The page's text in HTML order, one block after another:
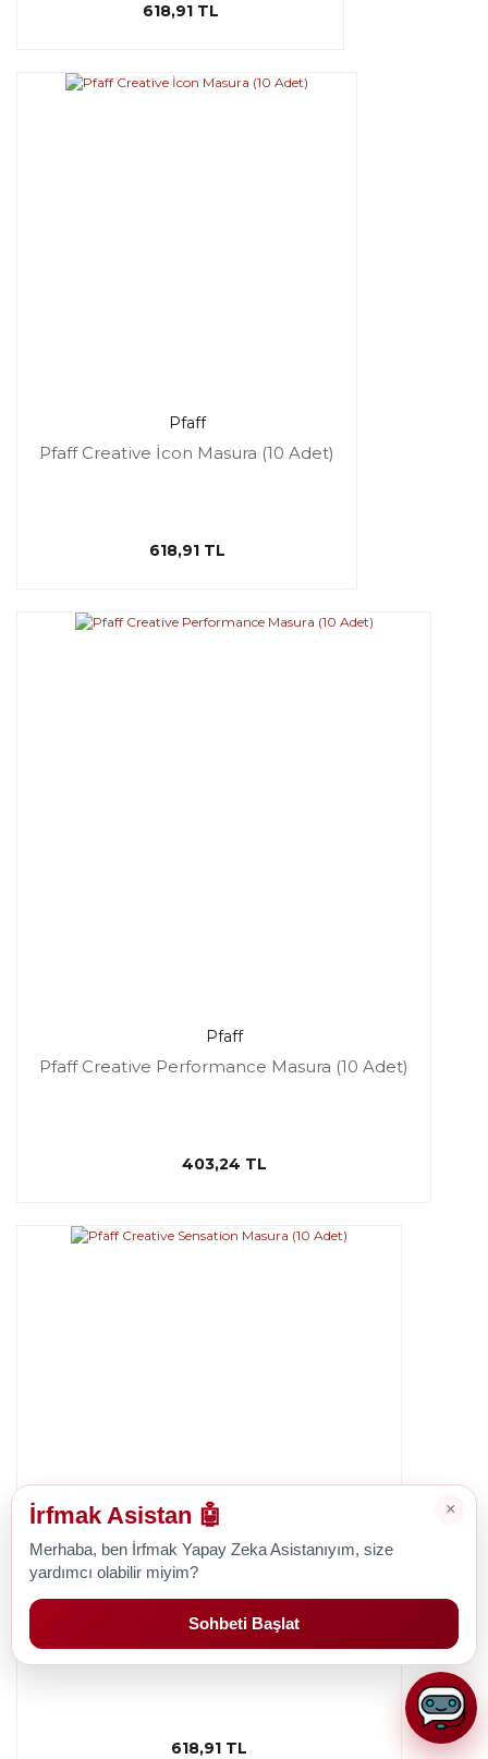
618,91 TL
Pfaff
Pfaff Creative İcon Masura (10 Adet)
618,91 TL
Pfaff
Pfaff Creative Performance Masura (10 Adet)
403,24 TL
Pfaff
Pfaff Creative Sensation Masura (10 Adet)
618,91 TL
×
İrfmak Asistan 🤖
Merhaba, ben İrfmak Yapay Zeka Asistanıyım, size
yardımcı olabilir miyim?
Sohbeti Başlat